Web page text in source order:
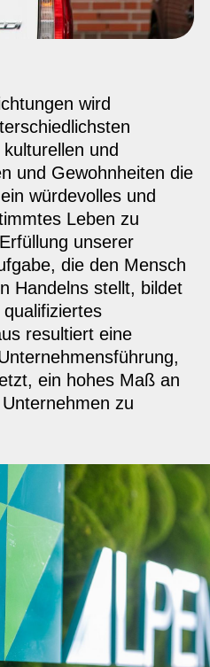
wird
und
und Gewohnheiten die
würdevolles und
Leben zu
unserer
die den Mensch
Handelns stellt, bildet
resultiert eine
ein hohes Maß an
zu